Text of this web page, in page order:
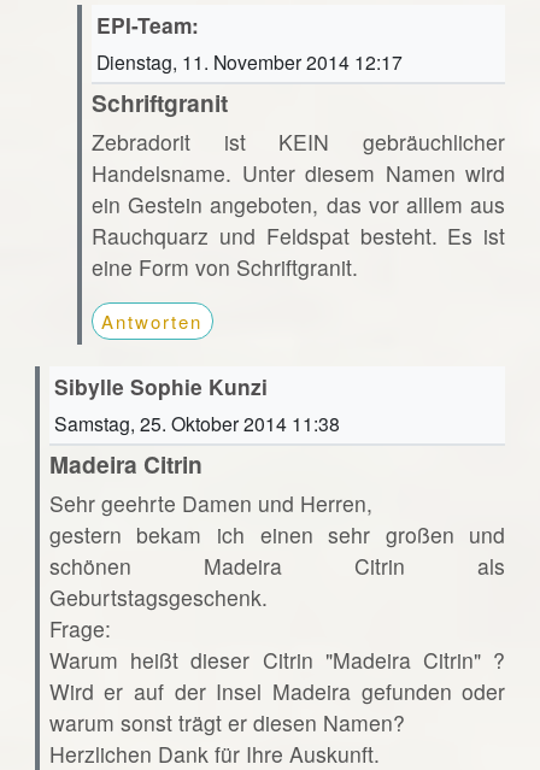
EPI-Team:
Dienstag, 11. November 2014 12:17
Schriftgranit
Zebradorit ist KEIN gebräuchlicher
Handelsname. Unter diesem Namen wird
ein Gestein angeboten, das vor alllem aus
Rauchquarz und Feldspat besteht. Es ist
eine Form von Schriftgranit.
Antworten
Sibylle Sophie Kunzi
Samstag, 25. Oktober 2014 11:38
Madeira Citrin
Sehr geehrte Damen und Herren,
gestern bekam ich einen sehr großen und
schönen Madeira Citrin als
Geburtstagsgeschenk.
Frage:
Warum heißt dieser Citrin "Madeira Citrin" ?
Wird er auf der Insel Madeira gefunden oder
warum sonst trägt er diesen Namen?
Herzlichen Dank für Ihre Auskunft.